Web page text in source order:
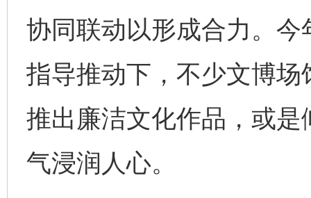
协同联动以形成合力。
指导推动下，不少文博
推出廉洁文化作品，或
气浸润人心。